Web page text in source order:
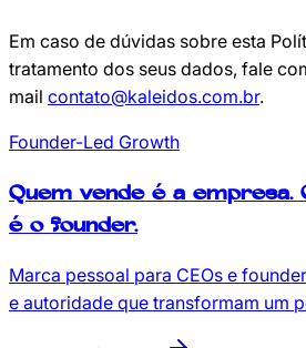
Em caso de dúvidas sobre esta
tratamento dos seus dados, fale
mail contato@kaleidos.com.br.
Founder-Led Growth
Quem vende é a empresa.
é o founder.
Marca pessoal para CEOs e
e autoridade que transformam um